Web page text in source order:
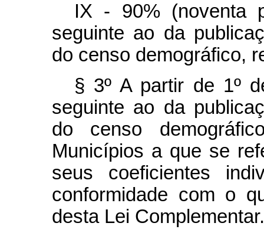
IX - 90% (noventa
seguinte ao da
do censo demográfico,
§ 3º A partir de 1º
seguinte ao da
do censo
Municípios a que se
seus coeficientes
conformidade com o
desta Lei Complementar.